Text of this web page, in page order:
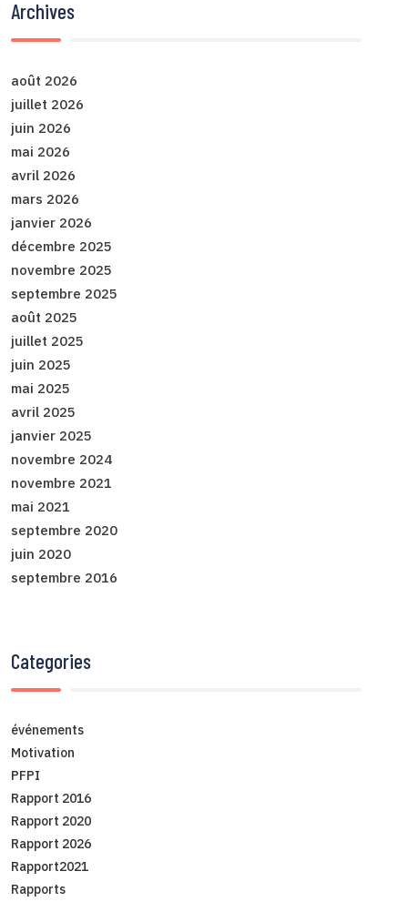
Archives
août 2026
juillet 2026
juin 2026
mai 2026
avril 2026
mars 2026
janvier 2026
décembre 2025
novembre 2025
septembre 2025
août 2025
juillet 2025
juin 2025
mai 2025
avril 2025
janvier 2025
novembre 2024
novembre 2021
mai 2021
septembre 2020
juin 2020
septembre 2016
Categories
événements
Motivation
PFPI
Rapport 2016
Rapport 2020
Rapport 2026
Rapport2021
Rapports